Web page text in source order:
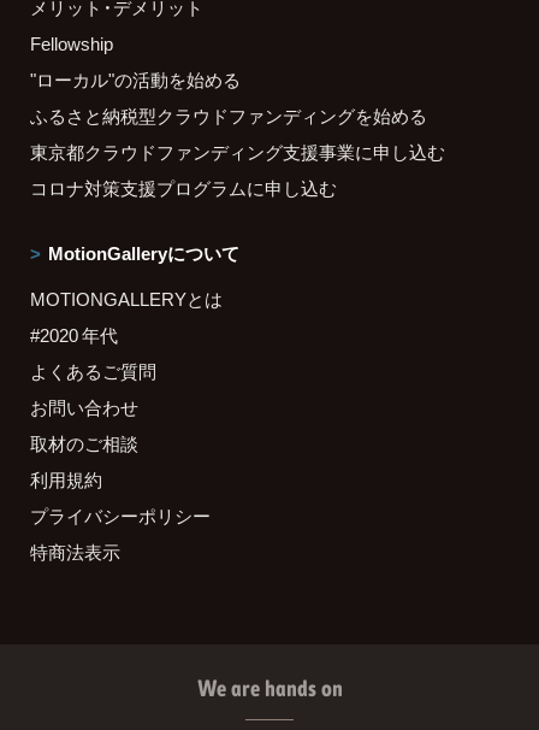
メリット・デメリット
Fellowship
"ローカル"の活動を始める
ふるさと納税型クラウドファンディングを始める
東京都クラウドファンディング支援事業に申し込む
コロナ対策支援プログラムに申し込む
MotionGalleryについて
MOTIONGALLERYとは
#2020 年代
よくあるご質問
お問い合わせ
取材のご相談
利用規約
プライバシーポリシー
特商法表示
We are hands on